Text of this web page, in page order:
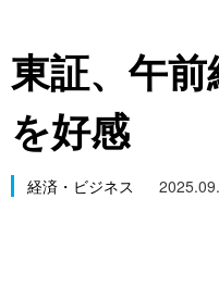
国際
社会
文化
東証、午
を好感
経済・ビジネス